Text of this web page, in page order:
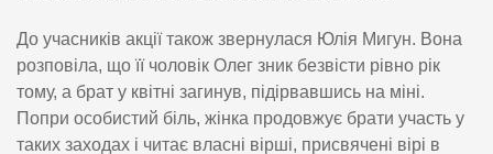
До учасників акції також звернулася Юлія Мигун. Вона
розповіла, що її чоловік Олег зник безвісти рівно рік
тому, а брат у квітні загинув, підірвавшись на міні.
Попри особистий біль, жінка продовжує брати участь у
таких заходах і читає власні вірші, присвячені вірі в